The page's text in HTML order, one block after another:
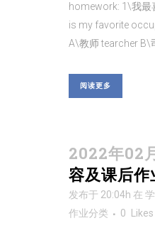
homework: 1\我最
is my favorite
A\教师 tearcher B\
阅读更多
2022年02
容及课后
发布于 20:04h 在
作业分类 0 Likes